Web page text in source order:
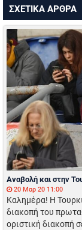
ΣΧΕΤΙΚΑ ΑΡΘΡΑ
Αναβολή και στην
20 Μαρ 20 11:00
Καλημέρα! Η
διακοπή του
οριστική διακοπή